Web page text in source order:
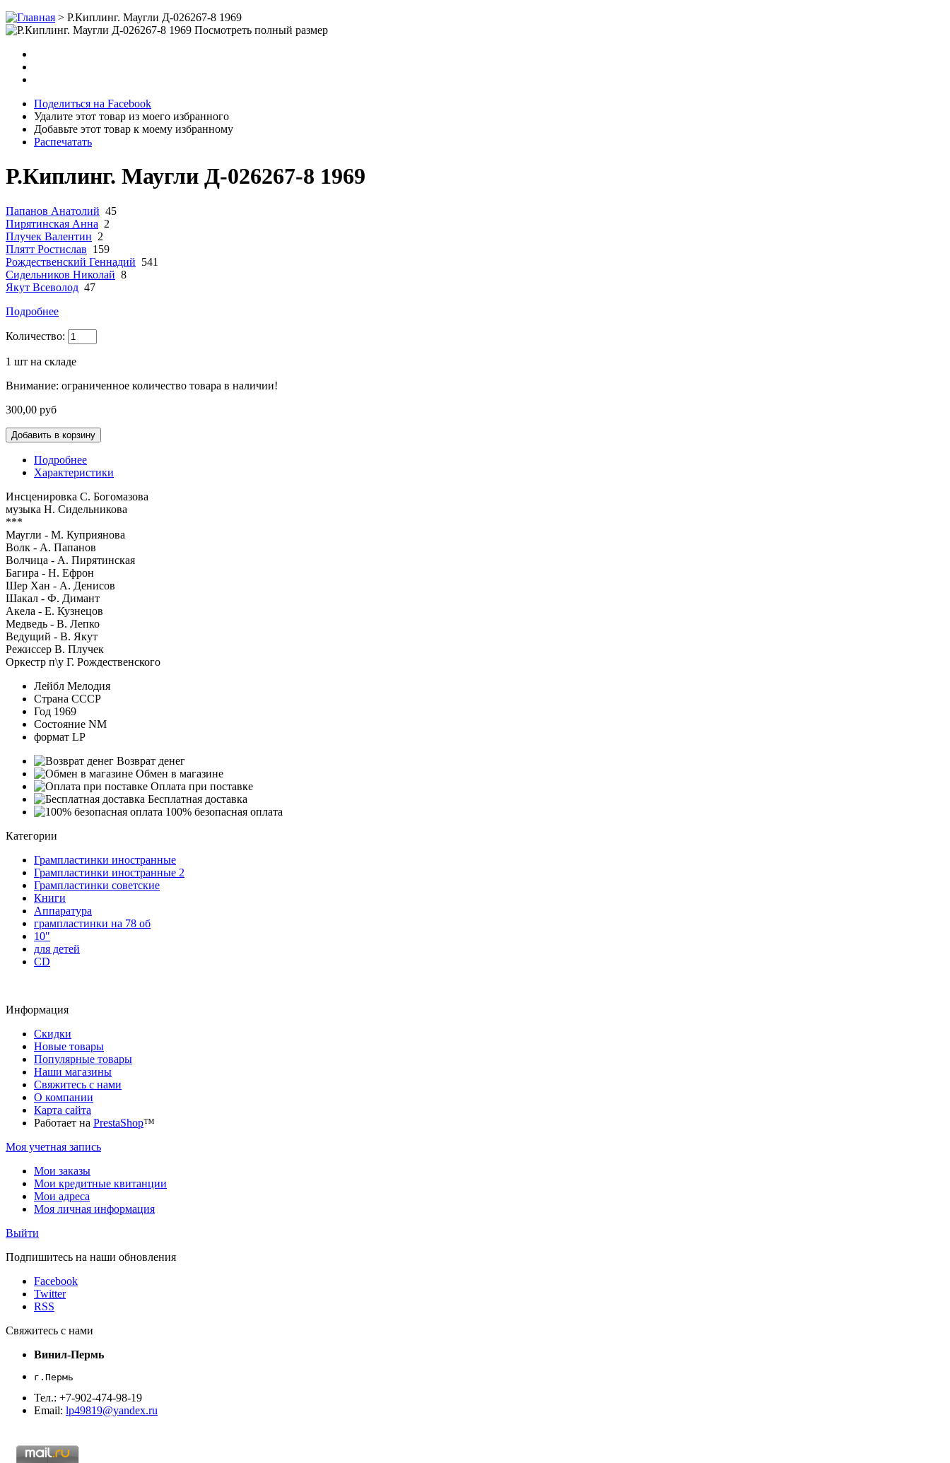
> Р.Киплинг. Маугли Д-026267-8 1969
Посмотреть полный размер
Поделиться на Facebook
Удалите этот товар из моего избранного
Добавьте этот товар к моему избранному
Распечатать
Р.Киплинг. Маугли Д-026267-8 1969
Папанов Анатолий 45
Пирятинская Анна 2
Плучек Валентин 2
Плятт Ростислав 159
Рождественский Геннадий 541
Сидельников Николай 8
Якут Всеволод 47
Подробнее
Количество:
1 шт на складе
Внимание: ограниченное количество товара в наличии!
300,00 руб
Подробнее
Характеристики
Инсценировка С. Богомазова
музыка Н. Сидельникова
***
Маугли - М. Куприянова
Волк - А. Папанов
Волчица - А. Пирятинская
Багира - Н. Ефрон
Шер Хан - А. Денисов
Шакал - Ф. Димант
Акела - Е. Кузнецов
Медведь - В. Лепко
Ведущий - В. Якут
Режиссер В. Плучек
Оркестр п\у Г. Рождественского
Лейбл Мелодия
Страна СССР
Год 1969
Состояние NM
формат LP
Возврат денег
Обмен в магазине
Оплата при поставке
Бесплатная доставка
100% безопасная оплата
Категории
Грампластинки иностранные
Грампластинки иностранные 2
Грампластинки советские
Книги
Аппаратура
грампластинки на 78 об
10"
для детей
CD
Информация
Скидки
Новые товары
Популярные товары
Наши магазины
Свяжитесь с нами
О компании
Карта сайта
Работает на PrestaShop™
Моя учетная запись
Мои заказы
Мои кредитные квитанции
Мои адреса
Моя личная информация
Выйти
Подпишитесь на наши обновления
Facebook
Twitter
RSS
Свяжитесь с нами
Винил-Пермь
г.Пермь
Тел.: +7-902-474-98-19
Email: lp49819@yandex.ru